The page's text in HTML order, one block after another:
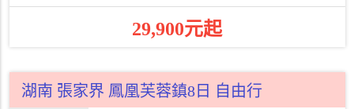
29,900元起
湖南 張家界 鳳凰芙蓉鎮8日 自由行